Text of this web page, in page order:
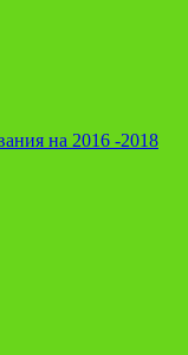
на 2016 -2018